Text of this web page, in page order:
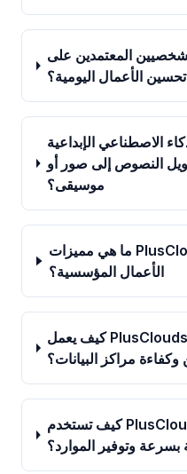
المعتمدين على
الأعمال اليومية؟
الاصطناعي الإبداعية
النصوص إلى صور أو
موسيقى؟
ما هي مميزات PlusClouds Eaglet في إدارة
الأعمال المؤسسية؟
كيف يعمل PlusClouds Leo في إدارة الشبكات
مراكز البيانات؟
كيف تستخدم PlusClouds Leo في المبيعات
بسرعة وتوفير الموارد؟